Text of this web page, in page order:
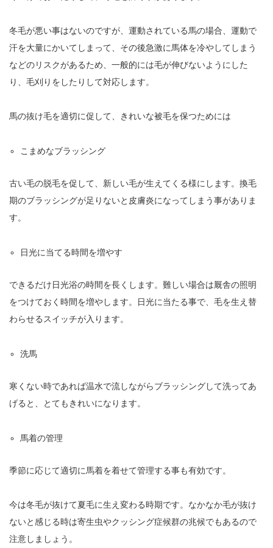
冬毛が悪い事はないのですが、運動されている馬の場合、運動で
汗を大量にかいてしまって、その後急激に馬体を冷やしてしまう
などのリスクがあるため、一般的には毛が伸びないようにした
り、毛刈りをしたりして対応します。
馬の抜け毛を適切に促して、きれいな被毛を保つためには
こまめなブラッシング
古い毛の脱毛を促して、新しい毛が生えてくる様にします。換毛
期のブラッシングが足りないと皮膚炎になってしまう事がありま
す。
日光に当てる時間を増やす
できるだけ日光浴の時間を長くします。難しい場合は厩舎の照明
をつけておく時間を増やします。日光に当たる事で、毛を生え替
わらせるスイッチが入ります。
洗馬
寒くない時であれば温水で流しながらブラッシングして洗ってあ
げると、とてもきれいになります。
馬着の管理
季節に応じて適切に馬着を着せて管理する事も有効です。
今は冬毛が抜けて夏毛に生え変わる時期です。なかなか毛が抜け
ないと感じる時は寄生虫やクッシング症候群の兆候でもあるので
注意しましょう。